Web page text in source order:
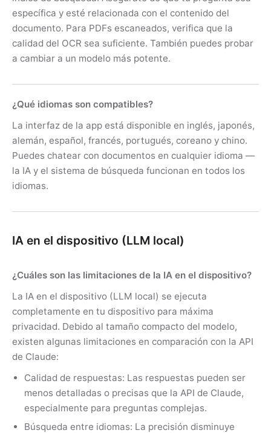
específica y esté relacionada con el contenido del
documento. Para PDFs escaneados, verifica que la
calidad del OCR sea suficiente. También puedes probar
a cambiar a un modelo más potente.
¿Qué idiomas son compatibles?
La interfaz de la app está disponible en inglés, japonés,
alemán, español, francés, portugués, coreano y chino.
Puedes chatear con documentos en cualquier idioma —
la IA y el sistema de búsqueda funcionan en todos los
idiomas.
IA en el dispositivo (LLM local)
¿Cuáles son las limitaciones de la IA en el dispositivo?
La IA en el dispositivo (LLM local) se ejecuta
completamente en tu dispositivo para máxima
privacidad. Debido al tamaño compacto del modelo,
existen algunas limitaciones en comparación con la API
de Claude:
Calidad de respuestas: Las respuestas pueden ser
menos detalladas o precisas que la API de Claude,
especialmente para preguntas complejas.
Búsqueda entre idiomas: La precisión disminuye